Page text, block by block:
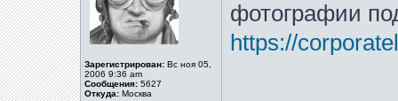
Зарегистрирован: Вс ноя 05,
2006 9:36 am
Сообщения: 5627
Откуда: Москва
фотографии
https://